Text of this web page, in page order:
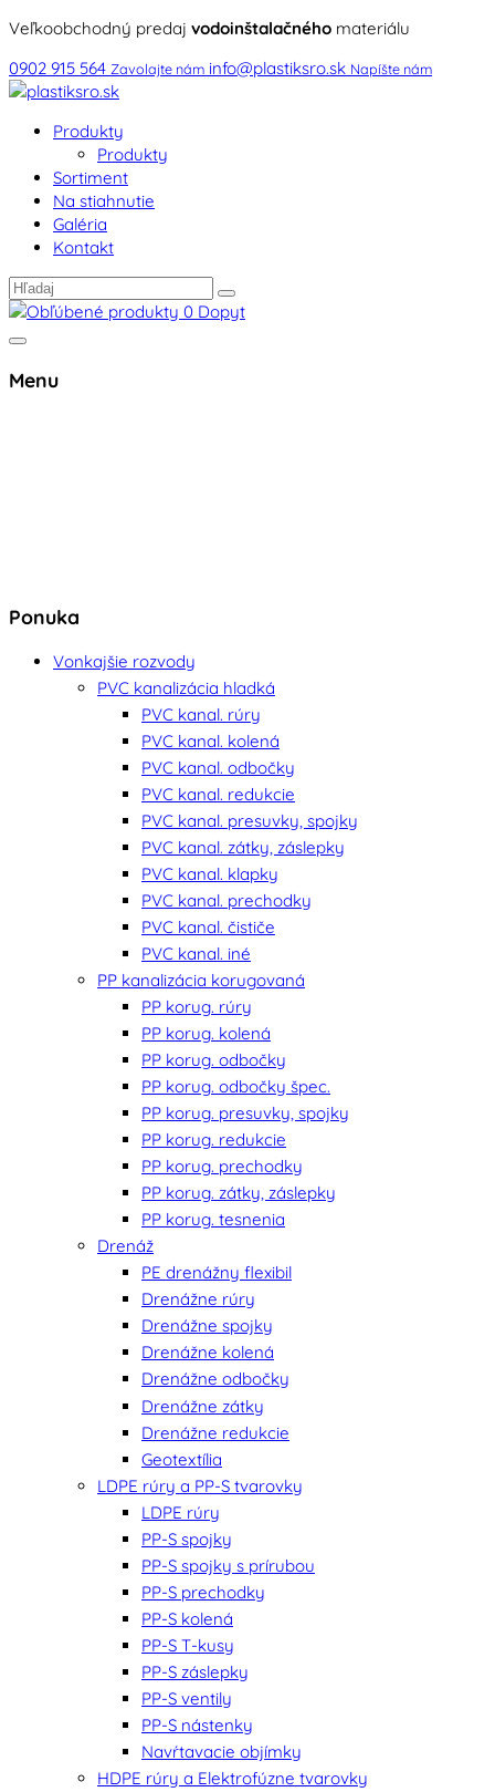
Veľkoobchodný predaj vodoinštalačného materiálu
0902 915 564 Zavolajte nám info@plastiksro.sk Napíšte nám
Produkty
Produkty
Sortiment
Na stiahnutie
Galéria
Kontakt
0 Dopyt
Menu
Ponuka
Vonkajšie rozvody
PVC kanalizácia hladká
PVC kanal. rúry
PVC kanal. kolená
PVC kanal. odbočky
PVC kanal. redukcie
PVC kanal. presuvky, spojky
PVC kanal. zátky, záslepky
PVC kanal. klapky
PVC kanal. prechodky
PVC kanal. čističe
PVC kanal. iné
PP kanalizácia korugovaná
PP korug. rúry
PP korug. kolená
PP korug. odbočky
PP korug. odbočky špec.
PP korug. presuvky, spojky
PP korug. redukcie
PP korug. prechodky
PP korug. zátky, záslepky
PP korug. tesnenia
Drenáž
PE drenážny flexibil
Drenážne rúry
Drenážne spojky
Drenážne kolená
Drenážne odbočky
Drenážne zátky
Drenážne redukcie
Geotextília
LDPE rúry a PP-S tvarovky
LDPE rúry
PP-S spojky
PP-S spojky s prírubou
PP-S prechodky
PP-S kolená
PP-S T-kusy
PP-S záslepky
PP-S ventily
PP-S nástenky
Navŕtavacie objímky
HDPE rúry a Elektrofúzne tvarovky